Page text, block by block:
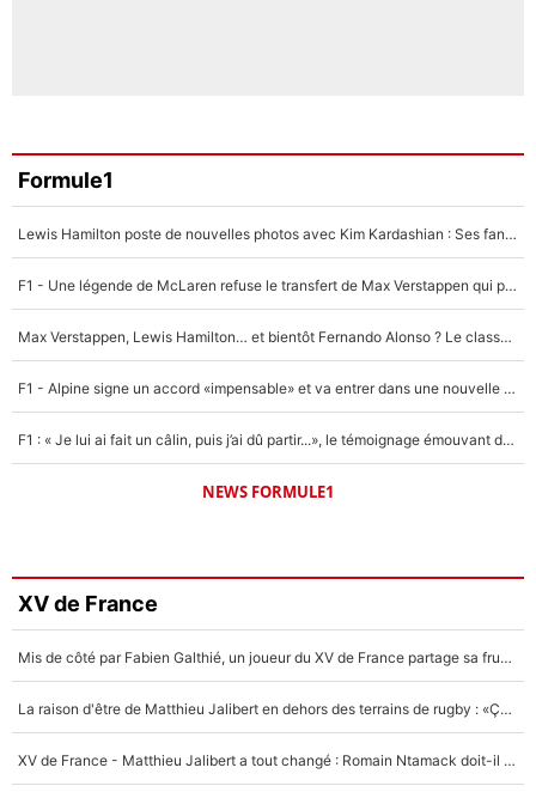
Formule1
Lewis Hamilton poste de nouvelles photos avec Kim Kardashian : Ses fans le voient déjà redevenir champion du monde de F1 grâce à elle !
F1 - Une légende de McLaren refuse le transfert de Max Verstappen qui pourrait «faire des vagues» et plomber l'ambiance dans l'équipe
Max Verstappen, Lewis Hamilton… et bientôt Fernando Alonso ? Le classement des pilotes les mieux payés en Formule 1 risque de changer !
F1 - Alpine signe un accord «impensable» et va entrer dans une nouvelle dimension : Grande nouvelle pour Pierre Gasly !
F1 : « Je lui ai fait un câlin, puis j’ai dû partir...», le témoignage émouvant de Max Verstappen sur sa fille
NEWS FORMULE1
XV de France
Mis de côté par Fabien Galthié, un joueur du XV de France partage sa frustration : «ils ne me l’ont pas dit tout de suite»
La raison d'être de Matthieu Jalibert en dehors des terrains de rugby : «Ça m'atteint autant que si tu touches à un membre de ma famille»
XV de France - Matthieu Jalibert a tout changé : Romain Ntamack doit-il s’inquiéter pour sa place à un an de la Coupe du monde ?